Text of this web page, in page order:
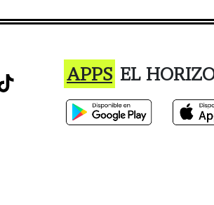
APPS EL